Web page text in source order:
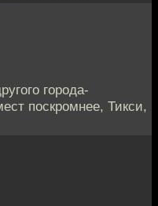
города-
поскромнее, Тикси,